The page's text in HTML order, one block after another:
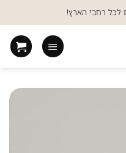
לכל רחבי הארץ!